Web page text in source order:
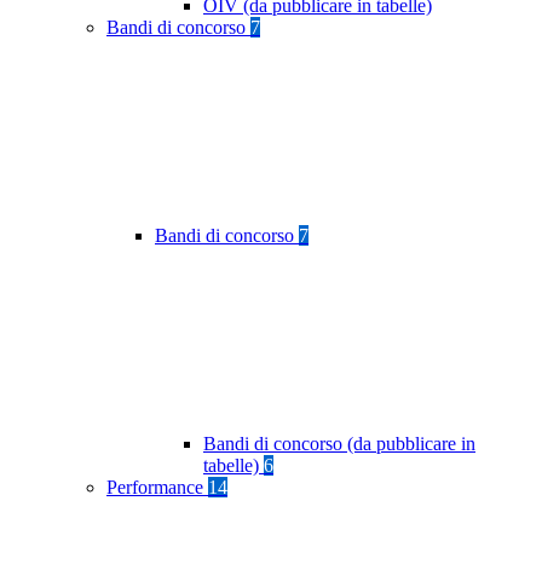
OIV (da pubblicare in tabelle)
Bandi di concorso 7
Bandi di concorso 7
Bandi di concorso (da pubblicare in
tabelle) 6
Performance 14